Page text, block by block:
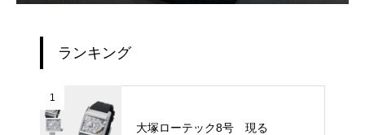
ランキング
1
大塚ローテック8号 現る